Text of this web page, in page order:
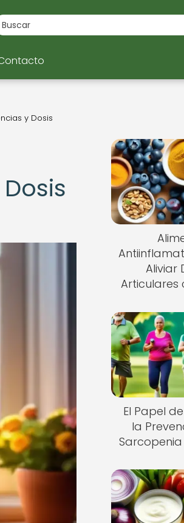
y Dosis
Aliviar
Articulares
El Papel
la